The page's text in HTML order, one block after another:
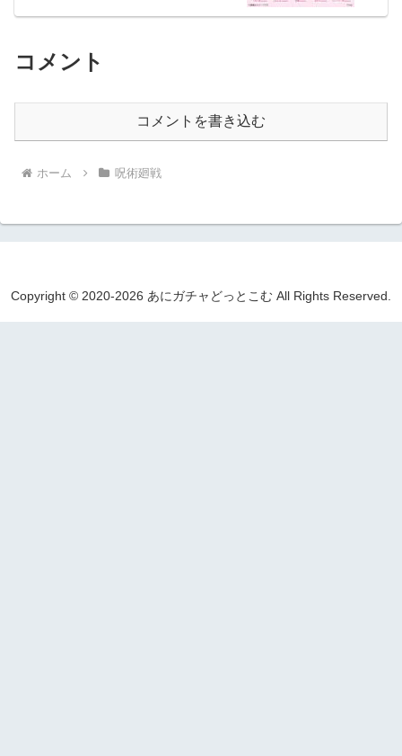
コメント
コメントを書き込む
ホーム 呪術廻戦
Copyright © 2020-2026 あにガチャどっとこむ All Rights Reserved.